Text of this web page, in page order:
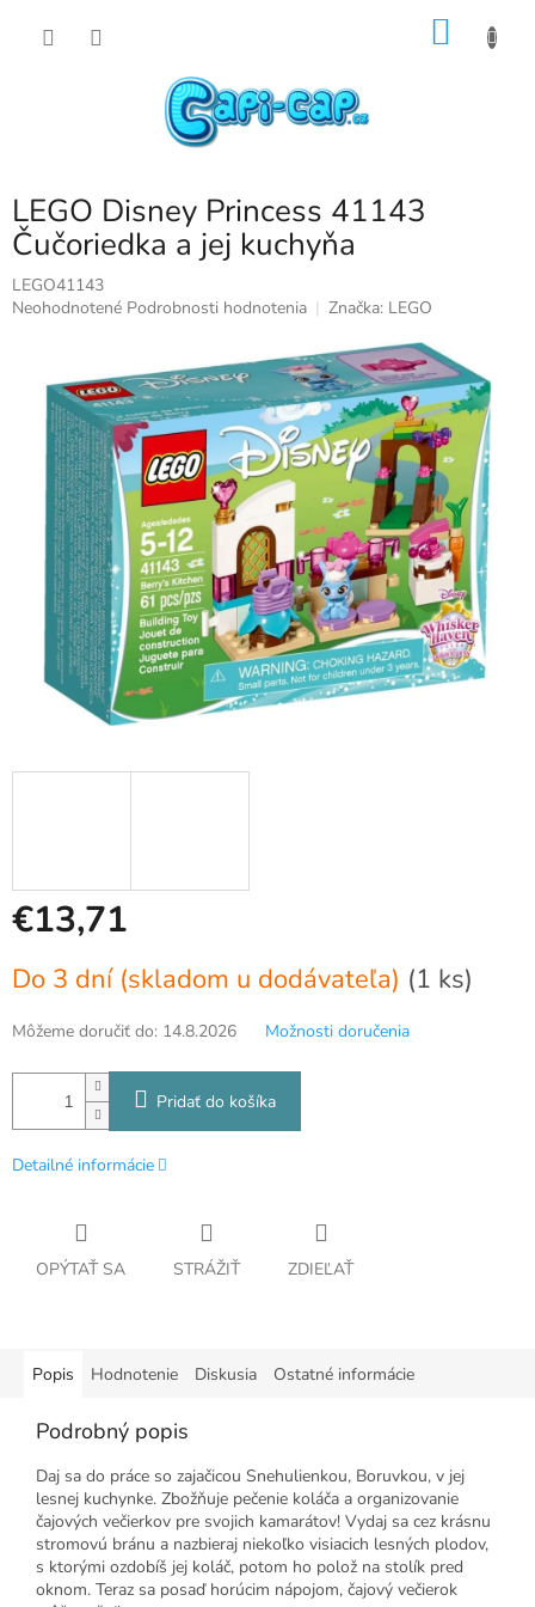
LEGO Disney Princess 41143
Čučoriedka a jej kuchyňa
LEGO41143
Priemerné
hviezdičiek.
Neohodnotené Podrobnosti hodnotenia Značka: LEGO
€13,71
cena:
Do 3 dní (skladom u dodávateľa) (1 ks)
Môžeme doručiť do: 14.8.2026 Možnosti doručenia
Pridať do košíka
Detailné informácie
OPÝTAŤ SA STRÁŽIŤ ZDIEĽAŤ
Popis Hodnotenie Diskusia Ostatné informácie
Podrobný popis
Daj sa do práce so zajačicou Snehulienkou, Boruvkou, v jej
lesnej kuchynke. Zbožňuje pečenie koláča a organizovanie
čajových večierkov pre svojich kamarátov! Vydaj sa cez krásnu
stromovú bránu a nazbieraj niekoľko visiacich lesných plodov,
s ktorými ozdobíš jej koláč, potom ho polož na stolík pred
oknom. Teraz sa posaď horúcim nápojom, čajový večierok